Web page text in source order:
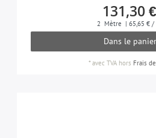
131,30
2 Mètre | 65,65 €
Dans le panier
*avec TVAhors Frais